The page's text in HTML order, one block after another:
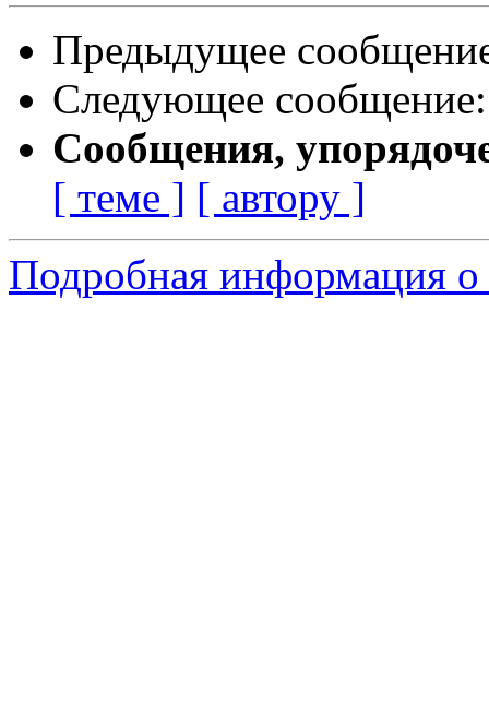
Предыдущее
Следующее
Сообщения,
[ теме ] [ автору ]
Подробная информация